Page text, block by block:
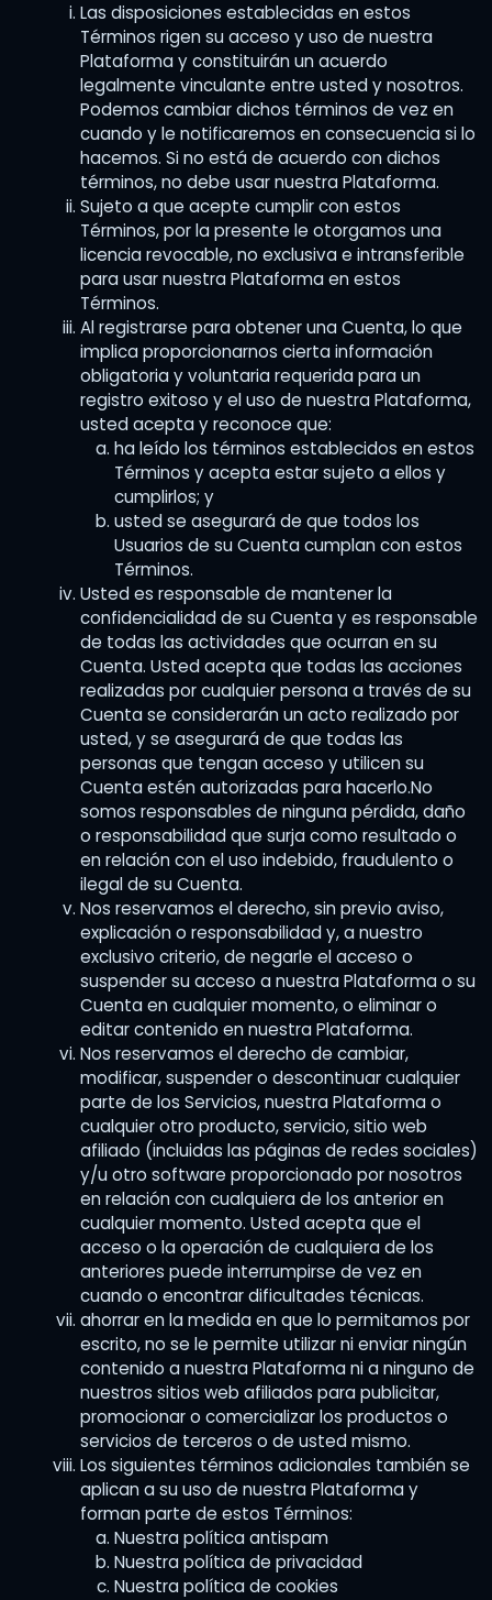
Privacidad
Datos del usuario
Confidencialidad
Fuerza mayor
Comunicaciones, transacciones y firmas
electrónicas
Grabacion de llamada
Arbitraje obligatorio
Renuncia a demanda colectiva
Renuncia al juicio por jurado
Usuarios y residentes de California
Resolución de disputas en línea europea
Provisiones generales
SMS Terms & Conditions
Las disposiciones establecidas en estos
Términos rigen su acceso y uso de nuestra
Plataforma y constituirán un acuerdo
legalmente vinculante entre usted y nosotros.
Podemos cambiar dichos términos de vez en
cuando y le notificaremos en consecuencia si lo
hacemos. Si no está de acuerdo con dichos
términos, no debe usar nuestra Plataforma.
Sujeto a que acepte cumplir con estos
Términos, por la presente le otorgamos una
licencia revocable, no exclusiva e intransferible
para usar nuestra Plataforma en estos
Términos.
Al registrarse para obtener una Cuenta, lo que
implica proporcionarnos cierta información
obligatoria y voluntaria requerida para un
registro exitoso y el uso de nuestra Plataforma,
usted acepta y reconoce que:
ha leído los términos establecidos en estos
Términos y acepta estar sujeto a ellos y
cumplirlos; y
usted se asegurará de que todos los
Usuarios de su Cuenta cumplan con estos
Términos.
Usted es responsable de mantener la
confidencialidad de su Cuenta y es responsable
de todas las actividades que ocurran en su
Cuenta. Usted acepta que todas las acciones
realizadas por cualquier persona a través de su
Cuenta se considerarán un acto realizado por
usted, y se asegurará de que todas las
personas que tengan acceso y utilicen su
Cuenta estén autorizadas para hacerlo.No
somos responsables de ninguna pérdida, daño
o responsabilidad que surja como resultado o
en relación con el uso indebido, fraudulento o
ilegal de su Cuenta.
Nos reservamos el derecho, sin previo aviso,
explicación o responsabilidad y, a nuestro
exclusivo criterio, de negarle el acceso o
suspender su acceso a nuestra Plataforma o su
Cuenta en cualquier momento, o eliminar o
editar contenido en nuestra Plataforma.
Nos reservamos el derecho de cambiar,
modificar, suspender o descontinuar cualquier
parte de los Servicios, nuestra Plataforma o
cualquier otro producto, servicio, sitio web
afiliado (incluidas las páginas de redes sociales)
y/u otro software proporcionado por nosotros
en relación con cualquiera de los anterior en
cualquier momento. Usted acepta que el
acceso o la operación de cualquiera de los
anteriores puede interrumpirse de vez en
cuando o encontrar dificultades técnicas.
ahorrar en la medida en que lo permitamos por
escrito, no se le permite utilizar ni enviar ningún
contenido a nuestra Plataforma ni a ninguno de
nuestros sitios web afiliados para publicitar,
promocionar o comercializar los productos o
servicios de terceros o de usted mismo.
Los siguientes términos adicionales también se
aplican a su uso de nuestra Plataforma y
forman parte de estos Términos:
Nuestra política antispam
Nuestra política de privacidad
Nuestra política de cookies